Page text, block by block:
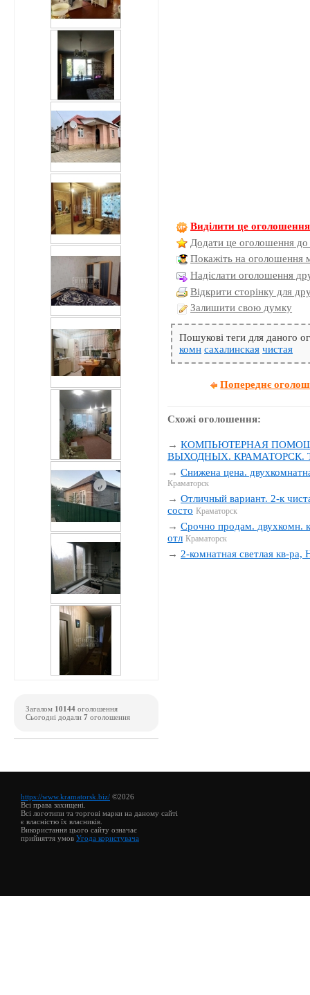
Виділити це оголошення
Додати це оголошення до
Покажіть на оголошення
Надіслати оголошення
Відкрити сторінку для
Залишити свою думку
Пошукові теги для даного
комн сахалинская чистая
Попереднє
Схожі оголошення:
→КОМПЬЮТЕРНАЯ
ВЫХОДНЫХ. КРАМАТОРСК.
→Снижена цена.
Краматорск
→Отличный вариант. 2-к
состо Краматорск
→Срочно продам. двухкомн.
отл Краматорск
→ 2-комнатная светлая кв-
Загалом 10144 оголошення
Сьогодні додали 7 оголошення
https://www.kramatorsk.biz/ ©2026
Всі права захищені.
Всі логотипи та торгові марки на даному сайті
є власністю їх власників.
Використання цього сайту означає
прийняття умов Угода користувача